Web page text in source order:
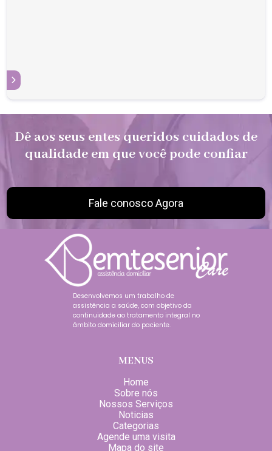
Dê aos seus entes queridos cuidados de
qualidade em que você pode confiar
Fale conosco Agora
Desenvolvemos um trabalho de
assistência a saúde, com objetivo da
continuidade ao tratamento integral no
âmbito domiciliar do paciente.
MENUS
Home
Sobre nós
Nossos Serviços
Noticias
Categorias
Agende uma visita
Mapa do site